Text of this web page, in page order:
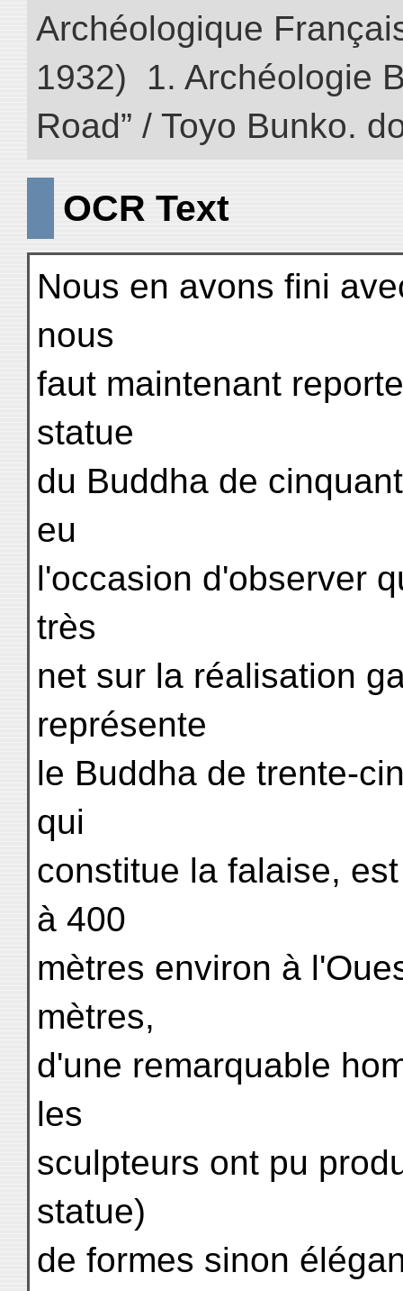
Archéologique
1932) 1. Archéologie
Road” / Toyo Bunko.
OCR Text
Nous en avons fini
nous
faut maintenant
statue
du Buddha de
eu
l'occasion d'observer
très
net sur la réalisation
représente
le Buddha de trente-
qui
constitue la falaise,
à 400
mètres environ à
mètres,
d'une remarquable
les
sculpteurs ont pu
statue)
de formes sinon